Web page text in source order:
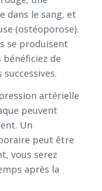
dans le sang, et
(ostéoporose).
se produisent
de
artérielle
peuvent
Un
peut être
vous serez
après la